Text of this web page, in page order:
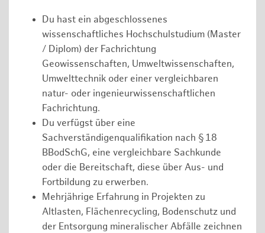
Du hast ein abgeschlossenes
wissenschaftliches Hochschulstudium (Master
/ Diplom) der Fachrichtung
Geowissenschaften, Umweltwissenschaften,
Umwelttechnik oder einer vergleichbaren
natur- oder ingenieurwissenschaftlichen
Fachrichtung.
Du verfügst über eine
Sachverständigenqualifikation nach § 18
BBodSchG, eine vergleichbare Sachkunde
oder die Bereitschaft, diese über Aus- und
Fortbildung zu erwerben.
Mehrjährige Erfahrung in Projekten zu
Altlasten, Flächenrecycling, Bodenschutz und
der Entsorgung mineralischer Abfälle zeichnen